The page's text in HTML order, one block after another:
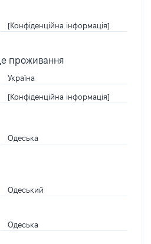
[Конфіденційна інформація]
проживання
Україна
[Конфіденційна інформація]
Одеська
Одеський
Одеська